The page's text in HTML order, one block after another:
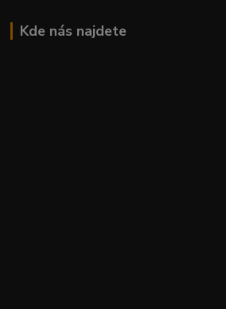
Kde nás najdete